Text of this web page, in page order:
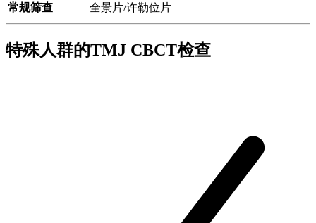
常规筛查
全景片/许勒位片
特殊人群的TMJ CBCT检查